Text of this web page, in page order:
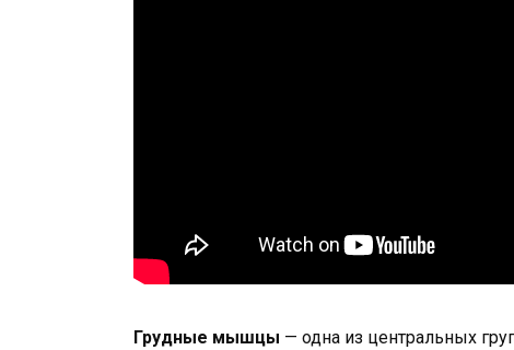
Грудные мышцы — одна из центральных